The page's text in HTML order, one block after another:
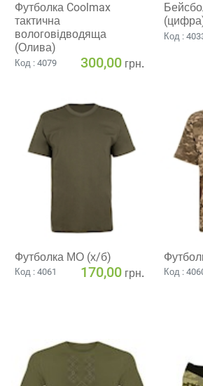
Футболка Coolmax
тактична
вологовiдводяща
(Олива)
Код : 4079 300,00 грн.
Код :
Футболка МО (х/б)
Код : 4061 170,00 грн. Код :